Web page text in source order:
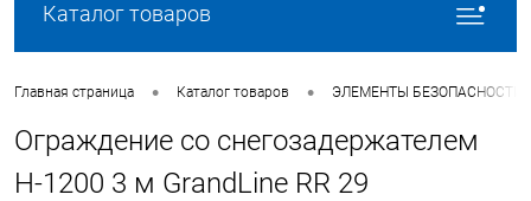
Каталог товаров
Главная страница • Каталог товаров • ЭЛЕМЕНТЫ БЕЗОПАСНОСТИ
Ограждение со снегозадержателем
Н-1200 3 м GrandLine RR 29